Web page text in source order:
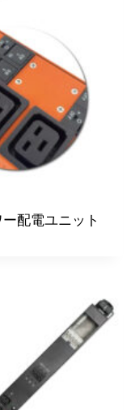
配電ユニット